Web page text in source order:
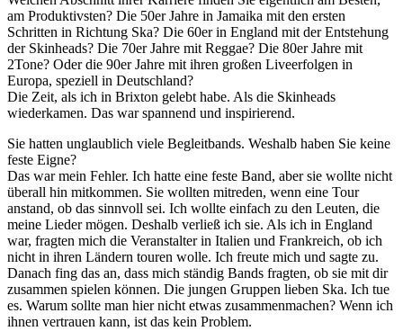
am Produktivsten? Die 50er Jahre in Jamaika mit den ersten
Schritten in Richtung Ska? Die 60er in England mit der Entstehung
der Skinheads? Die 70er Jahre mit Reggae? Die 80er Jahre mit
2Tone? Oder die 90er Jahre mit ihren großen Liveerfolgen in
Europa, speziell in Deutschland?
Die Zeit, als ich in Brixton gelebt habe. Als die Skinheads
wiederkamen. Das war spannend und inspirierend.
Sie hatten unglaublich viele Begleitbands. Weshalb haben Sie keine
feste Eigne?
Das war mein Fehler. Ich hatte eine feste Band, aber sie wollte nicht
überall hin mitkommen. Sie wollten mitreden, wenn eine Tour
anstand, ob das sinnvoll sei. Ich wollte einfach zu den Leuten, die
meine Lieder mögen. Deshalb verließ ich sie. Als ich in England
war, fragten mich die Veranstalter in Italien und Frankreich, ob ich
nicht in ihren Ländern touren wolle. Ich freute mich und sagte zu.
Danach fing das an, dass mich ständig Bands fragten, ob sie mit dir
zusammen spielen können. Die jungen Gruppen lieben Ska. Ich tue
es. Warum sollte man hier nicht etwas zusammenmachen? Wenn ich
ihnen vertrauen kann, ist das kein Problem.